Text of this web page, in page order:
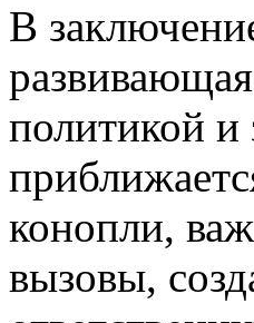
В
политикой и
конопли,
вызовы,